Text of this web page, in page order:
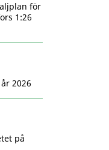
för
1:26
2026
på